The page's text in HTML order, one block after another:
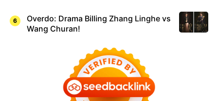
Overdo: Drama Billing Zhang Linghe vs
Wang Churan!